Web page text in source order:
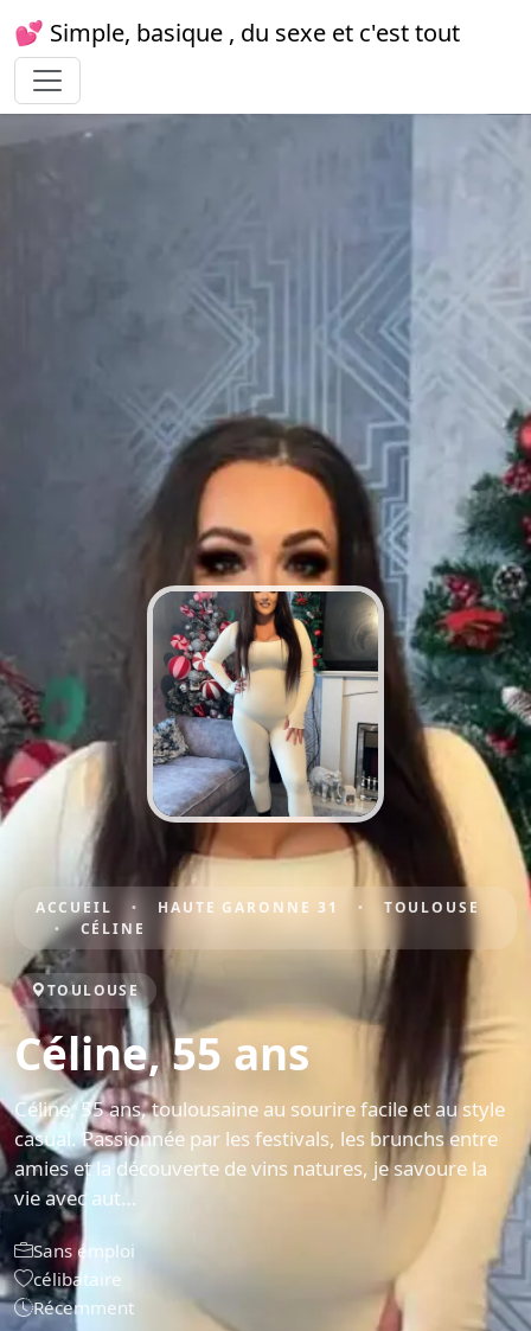
💕 Simple, basique , du sexe et c'est tout
ACCUEIL HAUTE GARONNE 31
TOULOUSE
CÉLINE
TOULOUSE
Céline, 55 ans
Céline, 55 ans, toulousaine au sourire facile et au style
casual. Passionnée par les festivals, les brunchs entre
amies et la découverte de vins natures, je savoure la
vie avec aut…
Sans emploi
célibataire
Récemment